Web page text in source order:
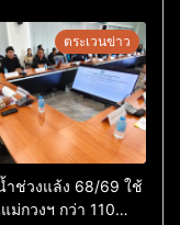
ตระเวนข่าว
ำช่วงแล้ง 68/69 ใช้
ม่กวงฯ กว่า 110